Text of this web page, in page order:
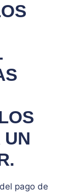
UN
pago de